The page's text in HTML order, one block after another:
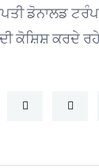
ਡੋਨਾਲਡ
ਕੋਸ਼ਿਸ਼ ਕਰਦੇ